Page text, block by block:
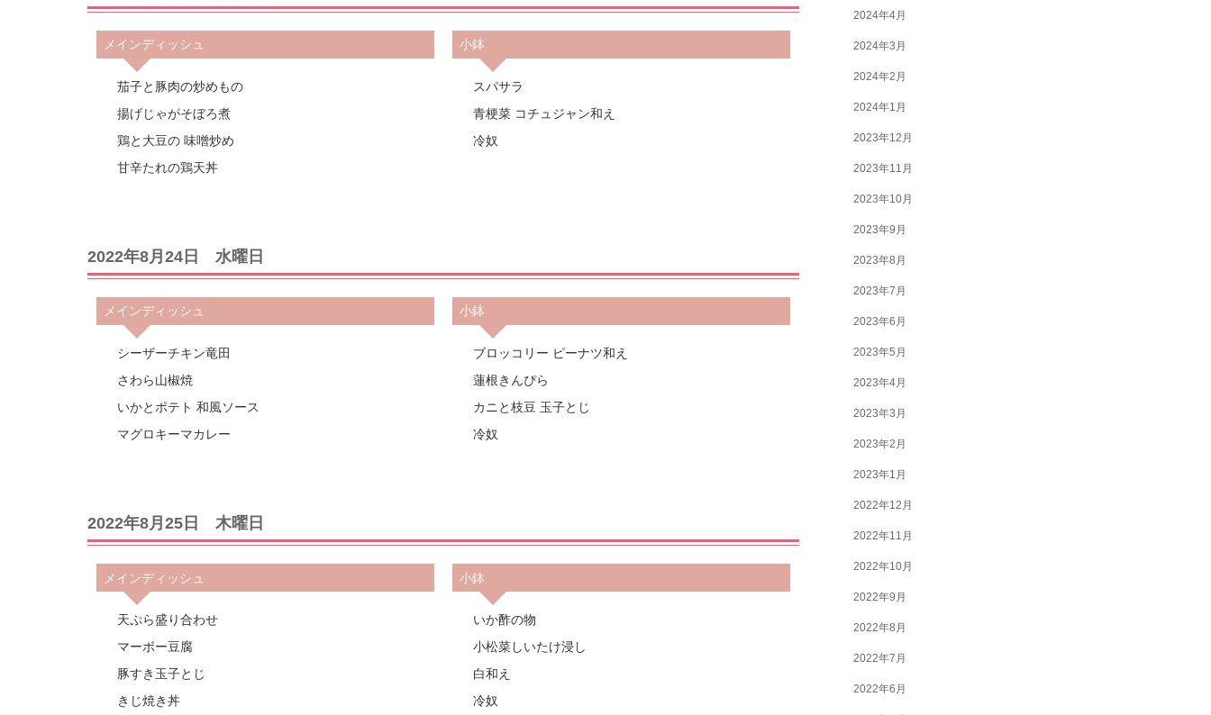
メインディッシュ
茄子と豚肉の炒めもの
揚げじゃがそぼろ煮
鶏と大豆の 味噌炒め
甘辛たれの鶏天丼
小鉢
スパサラ
青梗菜 コチュジャン和え
冷奴
2022年8月24日 水曜日
メインディッシュ
シーザーチキン竜田
さわら山椒焼
いかとポテト 和風ソース
マグロキーマカレー
小鉢
ブロッコリー ピーナツ和え
蓮根きんぴら
カニと枝豆 玉子とじ
冷奴
2022年8月25日 木曜日
メインディッシュ
天ぷら盛り合わせ
マーボー豆腐
豚すき玉子とじ
きじ焼き丼
小鉢
いか酢の物
小松菜しいたけ浸し
白和え
冷奴
2024年4月
2024年3月
2024年2月
2024年1月
2023年12月
2023年11月
2023年10月
2023年9月
2023年8月
2023年7月
2023年6月
2023年5月
2023年4月
2023年3月
2023年2月
2023年1月
2022年12月
2022年11月
2022年10月
2022年9月
2022年8月
2022年7月
2022年6月